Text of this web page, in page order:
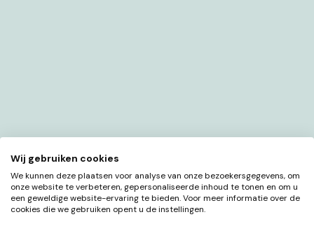
Wij gebruiken cookies
We kunnen deze plaatsen voor analyse van onze bezoekersgegevens, om
onze website te verbeteren, gepersonaliseerde inhoud te tonen en om u
een geweldige website-ervaring te bieden. Voor meer informatie over de
cookies die we gebruiken opent u de instellingen.